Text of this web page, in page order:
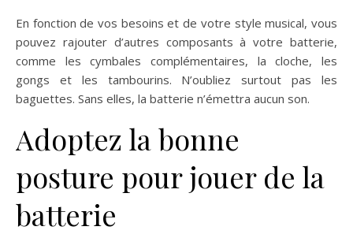
En fonction de vos besoins et de votre style musical, vous
pouvez rajouter d’autres composants à votre batterie,
comme les cymbales complémentaires, la cloche, les
gongs et les tambourins. N’oubliez surtout pas les
baguettes. Sans elles, la batterie n’émettra aucun son.
Adoptez la bonne
posture pour jouer de la
batterie